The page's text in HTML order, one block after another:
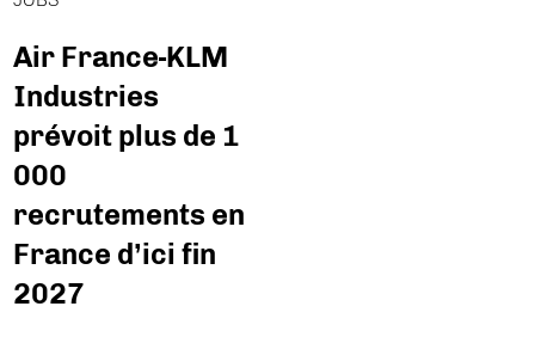
Air France-KLM
Industries
prévoit plus de 1
000
recrutements en
France d’ici fin
2027